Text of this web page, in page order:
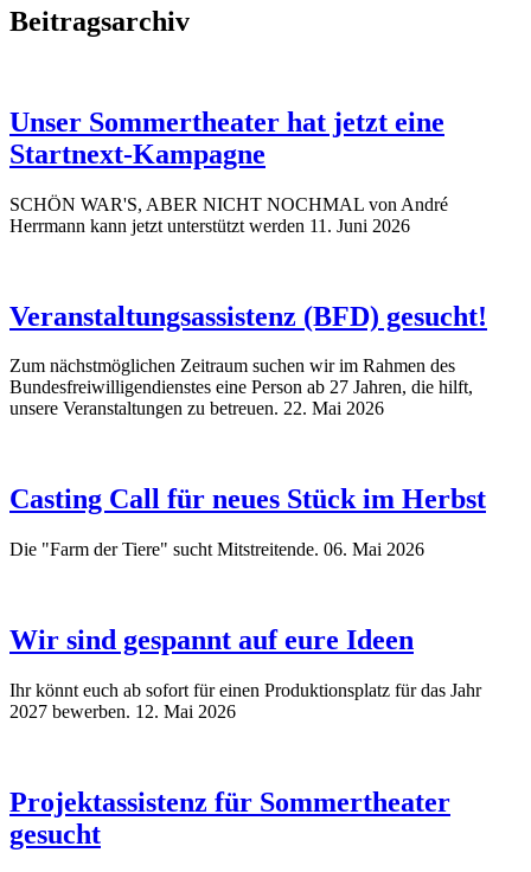
Beitragsarchiv
Unser Sommertheater hat jetzt eine
Startnext-Kampagne
SCHÖN WAR'S, ABER NICHT NOCHMAL von André
Herrmann kann jetzt unterstützt werden 11. Juni 2026
Veranstaltungsassistenz (BFD) gesucht!
Zum nächstmöglichen Zeitraum suchen wir im Rahmen des
Bundesfreiwilligendienstes eine Person ab 27 Jahren, die hilft,
unsere Veranstaltungen zu betreuen. 22. Mai 2026
Casting Call für neues Stück im Herbst
Die "Farm der Tiere" sucht Mitstreitende. 06. Mai 2026
Wir sind gespannt auf eure Ideen
Ihr könnt euch ab sofort für einen Produktionsplatz für das Jahr
2027 bewerben. 12. Mai 2026
Projektassistenz für Sommertheater
gesucht